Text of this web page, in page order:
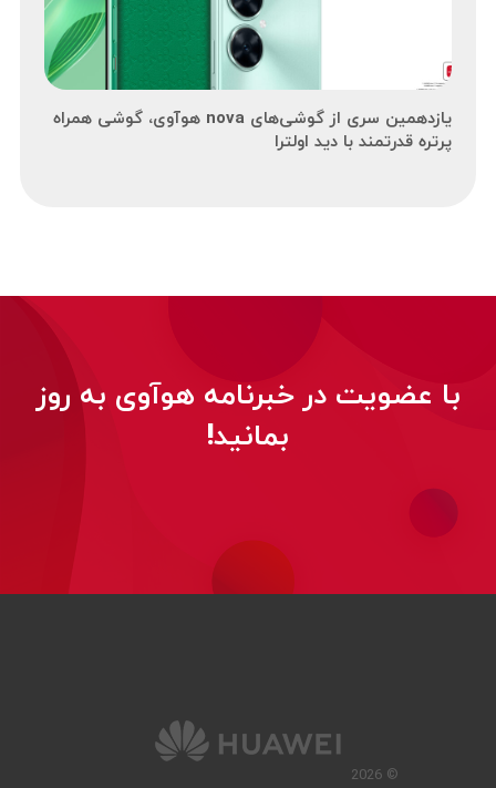
یازدهمین سری از گوشی‌های nova هوآوی، گوشی همراه
پرتره قدرتمند با دید اولترا
با عضویت در خبرنامه هوآوی به روز
بمانید!
© 2026